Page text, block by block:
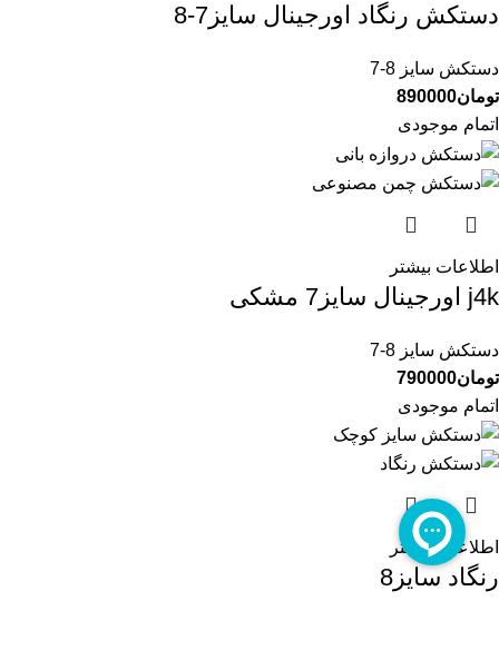
دستکش رنگاد اورجینال سایز7-8
دستکش سایز 8-7
تومان890000
اتمام موجودی
اطلاعات بیشتر
j4k اورجینال سایز7 مشکی
دستکش سایز 8-7
تومان790000
اتمام موجودی
اطلاعات بیشتر
رنگاد سایز8